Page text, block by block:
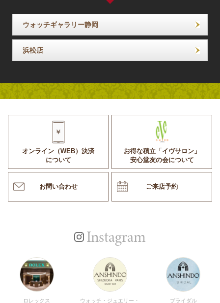
ウォッチギャラリー静岡
浜松店
オンライン（WEB）決済
について
お得な積立「イヴサロン」
安心堂友の会について
お問い合わせ ご来店予約
Instagram
ロレックス
ウォッチ・ジュエリー・
ブライダル